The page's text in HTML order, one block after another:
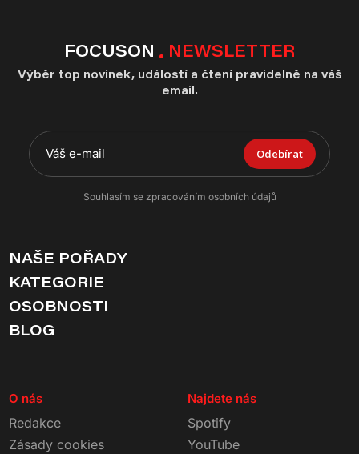
FOCUSON NEWSLETTER
Výběr top novinek, událostí a čtení pravidelně na váš
email.
Odebírat
Souhlasím se zpracováním osobních údajů
NAŠE POŘADY
KATEGORIE
OSOBNOSTI
BLOG
O nás
Redakce
Zásady cookies
Najdete nás
Spotify
YouTube